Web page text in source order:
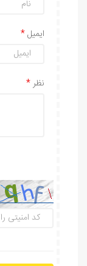
ایمیل
نظر